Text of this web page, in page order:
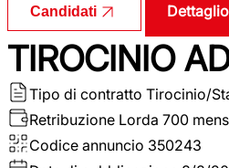
Candidati
TIROCINIO
Tipo di contratto Tirocinio/
Retribuzione Lorda 700
Codice annuncio 350243